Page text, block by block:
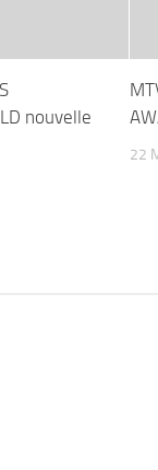
nouvelle
22